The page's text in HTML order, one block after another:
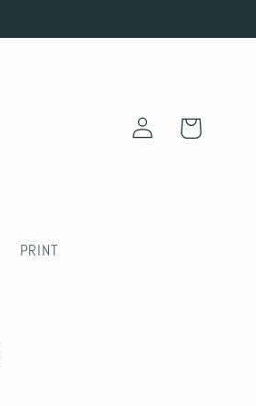
PRINT
Log
in
Cart